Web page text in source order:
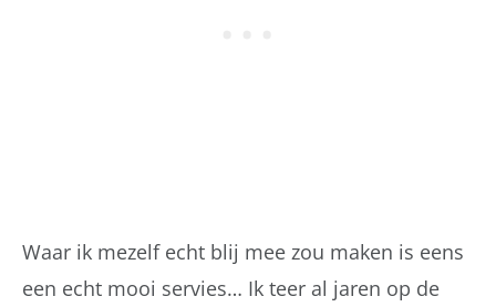
Waar ik mezelf echt blij mee zou maken is eens
een echt mooi servies… Ik teer al jaren op de